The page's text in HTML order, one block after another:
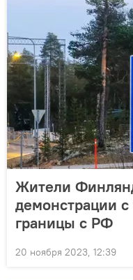
Жители
демонстрации
границы с РФ
20 ноября 2023, 12:39